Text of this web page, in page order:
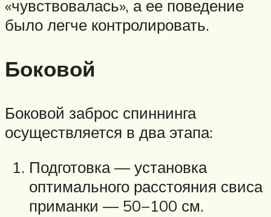
«чувствовалась», а ее поведение
было легче контролировать.
Боковой
Боковой заброс спиннинга
осуществляется в два этапа:
Подготовка — установка
оптимального расстояния свиса
приманки — 50−100 см.